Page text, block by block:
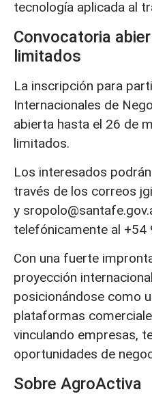
tecnología aplicada al
Convocatoria
limitados
La inscripción para
Internacionales de
abierta hasta el 26 de
limitados.
Los interesados
través de los correos
y
telefónicamente al +54
Con una fuerte
proyección
posicionándose como
plataformas
vinculando empresas,
oportunidades de
Sobre AgroActiva